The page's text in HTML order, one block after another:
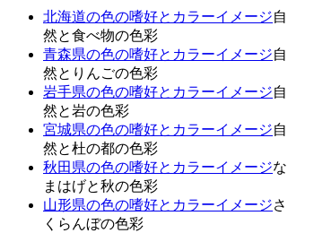
北海道の色の嗜好とカラーイメージ自
然と食べ物の色彩
青森県の色の嗜好とカラーイメージ自
然とりんごの色彩
岩手県の色の嗜好とカラーイメージ自
然と岩の色彩
宮城県の色の嗜好とカラーイメージ自
然と杜の都の色彩
秋田県の色の嗜好とカラーイメージな
まはげと秋の色彩
山形県の色の嗜好とカラーイメージさ
くらんぼの色彩